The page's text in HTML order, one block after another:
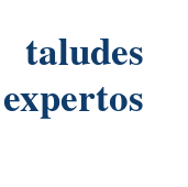
taludes